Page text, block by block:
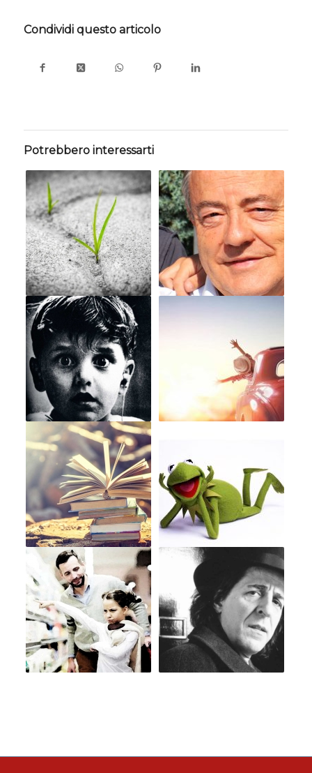
Condividi questo articolo
Potrebbero interessarti